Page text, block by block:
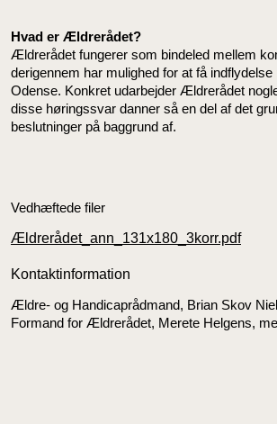
Hvad er Ældrerådet?
Ældrerådet fungerer som bindeled mellem
derigennem har mulighed for at få
Odense. Konkret udarbejder Ældrerådet
disse høringssvar danner så en del af det
beslutninger på baggrund af.
Vedhæftede filer
Ældrerådet_ann_131x180_3korr.pdf
Kontaktinformation
Ældre- og Handicaprådmand, Brian Skov
Formand for Ældrerådet, Merete Helgens,